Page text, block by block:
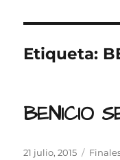
Etiqueta:
BENICIO
Publicado
21 julio, 2015